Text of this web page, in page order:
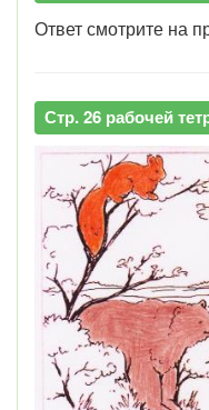
Ответ смотрите на
Стр. 26 рабочей